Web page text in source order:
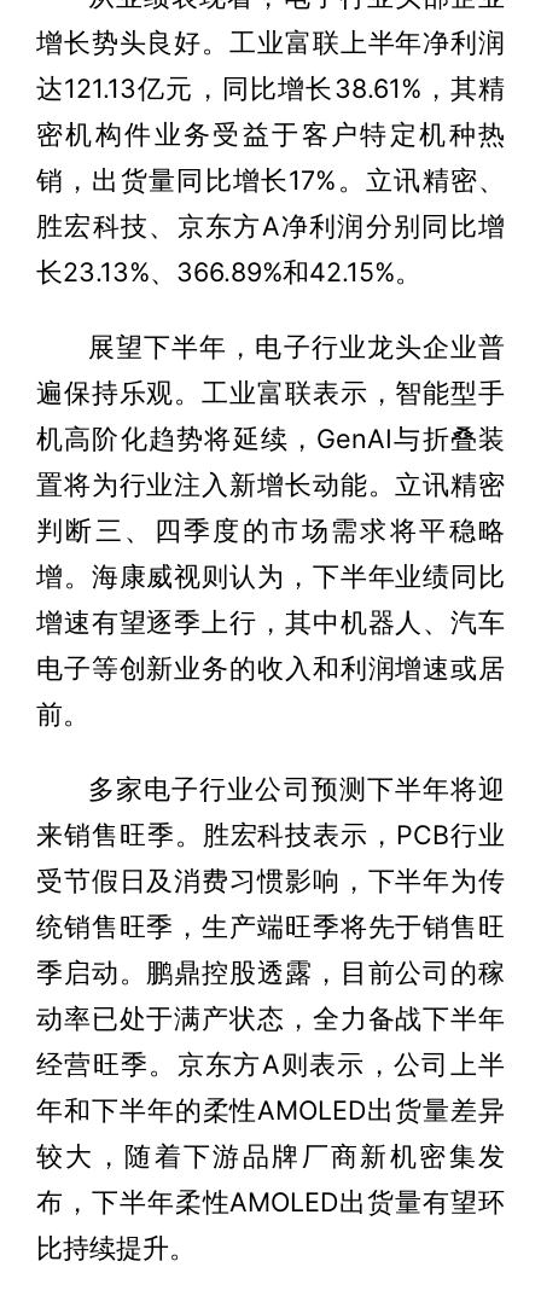
增长势头良好。工业富联上半年净利润
达121.13亿元，同比增长38.61%，其精
密机构件业务受益于客户特定机种热
销，出货量同比增长17%。立讯精密、
胜宏科技、京东方A净利润分别同比增
长23.13%、366.89%和42.15%。
展望下半年，电子行业龙头企业普
遍保持乐观。工业富联表示，智能型手
机高阶化趋势将延续，GenAI与折叠装
置将为行业注入新增长动能。立讯精密
判断三、四季度的市场需求将平稳略
增。海康威视则认为，下半年业绩同比
增速有望逐季上行，其中机器人、汽车
电子等创新业务的收入和利润增速或居
前。
多家电子行业公司预测下半年将迎
来销售旺季。胜宏科技表示，PCB行业
受节假日及消费习惯影响，下半年为传
统销售旺季，生产端旺季将先于销售旺
季启动。鹏鼎控股透露，目前公司的稼
动率已处于满产状态，全力备战下半年
经营旺季。京东方A则表示，公司上半
年和下半年的柔性AMOLED出货量差异
较大，随着下游品牌厂商新机密集发
布，下半年柔性AMOLED出货量有望环
比持续提升。